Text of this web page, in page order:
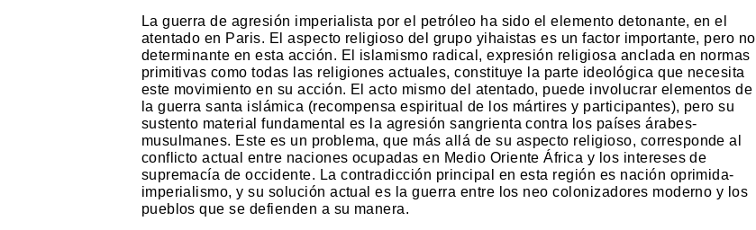
La guerra de agresión imperialista por el petróleo ha sido el elemento detonante, en el
atentado en Paris. El aspecto religioso del grupo yihaistas es un factor importante, pero no
determinante en esta acción. El islamismo radical, expresión religiosa anclada en normas
primitivas como todas las religiones actuales, constituye la parte ideológica que necesita
este movimiento en su acción. El acto mismo del atentado, puede involucrar elementos de
la guerra santa islámica (recompensa espiritual de los mártires y participantes), pero su
sustento material fundamental es la agresión sangrienta contra los países árabes-
musulmanes. Este es un problema, que más allá de su aspecto religioso, corresponde al
conflicto actual entre naciones ocupadas en Medio Oriente África y los intereses de
supremacía de occidente. La contradicción principal en esta región es nación oprimida-
imperialismo, y su solución actual es la guerra entre los neo colonizadores moderno y los
pueblos que se defienden a su manera.